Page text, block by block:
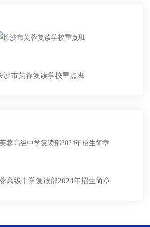
沙市芙蓉复读学校重点班
高级中学复读部2024年招生简章